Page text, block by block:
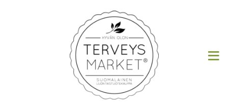
Terveysmarket